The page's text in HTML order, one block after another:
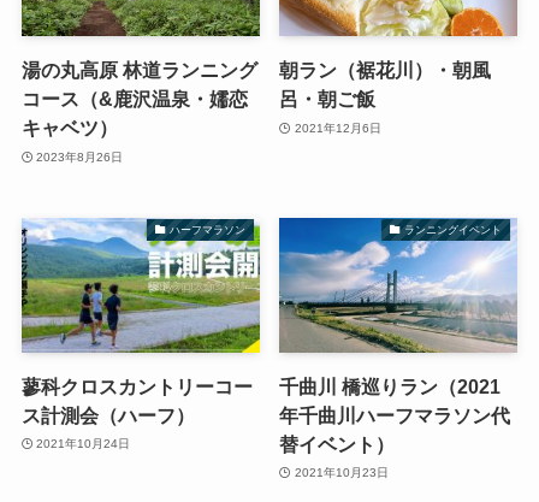
湯の丸高原 林道ランニング
コース（&鹿沢温泉・嬬恋
キャベツ）
2023年8月26日
朝ラン（裾花川）・朝風
呂・朝ご飯
2021年12月6日
ハーフマラソン
蓼科クロスカントリーコー
ス計測会（ハーフ）
2021年10月24日
ランニングイベント
千曲川 橋巡りラン（2021
年千曲川ハーフマラソン代
替イベント）
2021年10月23日